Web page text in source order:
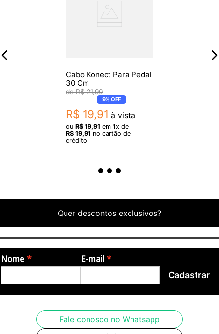
Cabo Konect Para Pedal
30 Cm
R$ 21,90
9% OFF
R$ 19,91 à vista
ou R$ 19,91 em 1x de
R$ 19,91 no cartão de
crédito
Quer descontos exclusivos?
Nome E-mail
Cadastrar
Fale conosco no Whatsapp